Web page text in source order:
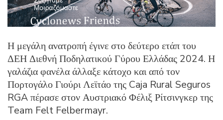
Η μεγάλη ανατροπή έγινε στο δεύτερο ετάπ του
ΔΕΗ Διεθνή Ποδηλατικού Γύρου Ελλάδας 2024. Η
γαλάζια φανέλα άλλαξε κάτοχο και από τον
Πορτογάλο Γιούρι Λεϊτάο της Caja Rural Seguros
RGA πέρασε στον Αυστριακό Φέλιξ Ρίτσινγκερ της
Team Felt Felbermayr.